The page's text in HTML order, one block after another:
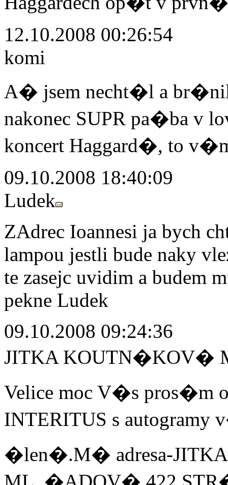
12.10.2008 00:26:54
komi
A� jsem necht�l a br�nil
nakonec SUPR pa�ba v
koncert Haggard�, to
09.10.2008 18:40:09
Ludek
ZAdrec Ioannesi ja bych
lampou jestli bude naky
te zasejc uvidim a budem
pekne Ludek
09.10.2008 09:24:36
JITKA KOUTN�KOV�
Velice moc V�s pros�m
INTERITUS s autogramy
�len�.M� adresa-